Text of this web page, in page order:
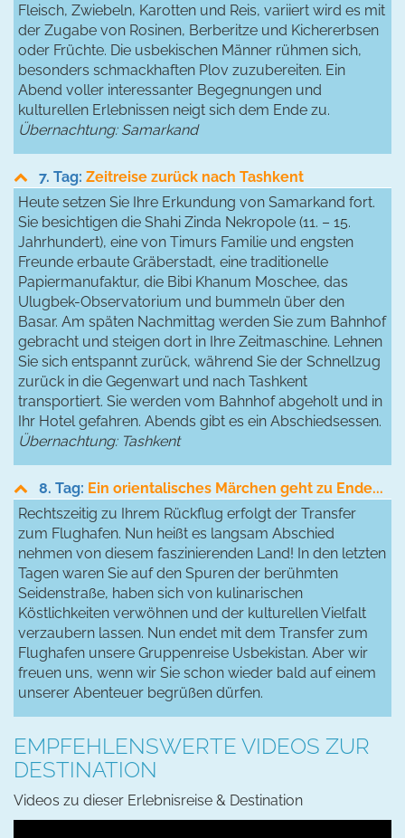
Fleisch, Zwiebeln, Karotten und Reis, variiert wird es mit
der Zugabe von Rosinen, Berberitze und Kichererbsen
oder Früchte. Die usbekischen Männer rühmen sich,
besonders schmackhaften Plov zuzubereiten. Ein
Abend voller interessanter Begegnungen und
kulturellen Erlebnissen neigt sich dem Ende zu.
Übernachtung: Samarkand
7. Tag: Zeitreise zurück nach Tashkent
Heute setzen Sie Ihre Erkundung von Samarkand fort.
Sie besichtigen die Shahi Zinda Nekropole (11. – 15.
Jahrhundert), eine von Timurs Familie und engsten
Freunde erbaute Gräberstadt, eine traditionelle
Papiermanufaktur, die Bibi Khanum Moschee, das
Ulugbek-Observatorium und bummeln über den
Basar. Am späten Nachmittag werden Sie zum Bahnhof
gebracht und steigen dort in Ihre Zeitmaschine. Lehnen
Sie sich entspannt zurück, während Sie der Schnellzug
zurück in die Gegenwart und nach Tashkent
transportiert. Sie werden vom Bahnhof abgeholt und in
Ihr Hotel gefahren. Abends gibt es ein Abschiedsessen.
Übernachtung: Tashkent
8. Tag: Ein orientalisches Märchen geht zu Ende...
Rechtszeitig zu Ihrem Rückflug erfolgt der Transfer
zum Flughafen. Nun heißt es langsam Abschied
nehmen von diesem faszinierenden Land! In den letzten
Tagen waren Sie auf den Spuren der berühmten
Seidenstraße, haben sich von kulinarischen
Köstlichkeiten verwöhnen und der kulturellen Vielfalt
verzaubern lassen. Nun endet mit dem Transfer zum
Flughafen unsere Gruppenreise Usbekistan. Aber wir
freuen uns, wenn wir Sie schon wieder bald auf einem
unserer Abenteuer begrüßen dürfen.
EMPFEHLENSWERTE VIDEOS ZUR
DESTINATION
Videos zu dieser Erlebnisreise & Destination